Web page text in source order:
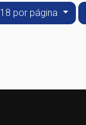
18 por página